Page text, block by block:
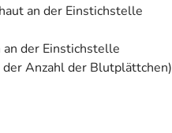
an der Einstichstelle
der Einstichstelle
Anzahl der Blutplättchen)